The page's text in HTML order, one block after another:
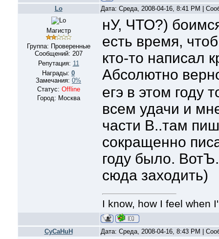
Lo Дата: Среда, 2008-04-16, 8:41 PM |
Магистр
Группа: Проверенные
Сообщений: 207
Репутация: 11
Награды: 0
Замечания: 0%
Статус: Offline
Город: Москва
нУ, ЧТО?)
есть время,
кто-то написал
Абсолютно
егэ в этом году
всем удачи и
части В..там
сокращенно
году было.
сюда заходить)
I know, how I feel when
CyCaHuH Дата: Среда, 2008-04-16, 8:43 PM |